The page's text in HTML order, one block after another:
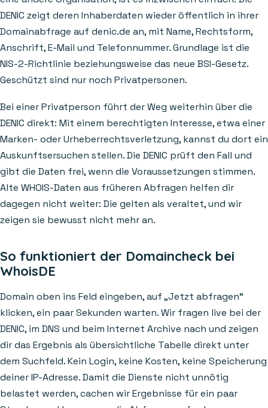
DENIC zeigt deren Inhaberdaten wieder öffentlich in ihrer
Domainabfrage auf denic.de an, mit Name, Rechtsform,
Anschrift, E-Mail und Telefonnummer. Grundlage ist die
NIS-2-Richtlinie beziehungsweise das neue BSI-Gesetz.
Geschützt sind nur noch Privatpersonen.
Bei einer Privatperson führt der Weg weiterhin über die
DENIC direkt: Mit einem berechtigten Interesse, etwa einer
Marken- oder Urheberrechtsverletzung, kannst du dort ein
Auskunftsersuchen stellen. Die DENIC prüft den Fall und
gibt die Daten frei, wenn die Voraussetzungen stimmen.
Alte WHOIS-Daten aus früheren Abfragen helfen dir
dagegen nicht weiter: Die gelten als veraltet, und wir
zeigen sie bewusst nicht mehr an.
So funktioniert der Domaincheck bei
WhoisDE
Domain oben ins Feld eingeben, auf „Jetzt abfragen“
klicken, ein paar Sekunden warten. Wir fragen live bei der
DENIC, im DNS und beim Internet Archive nach und zeigen
dir das Ergebnis als übersichtliche Tabelle direkt unter
dem Suchfeld. Kein Login, keine Kosten, keine Speicherung
deiner IP-Adresse. Damit die Dienste nicht unnötig
belastet werden, cachen wir Ergebnisse für ein paar